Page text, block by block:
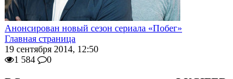
Анонсирован новый сезон сериала «Побег»
Главная страница
19 сентября 2014, 12:50
1 584
0